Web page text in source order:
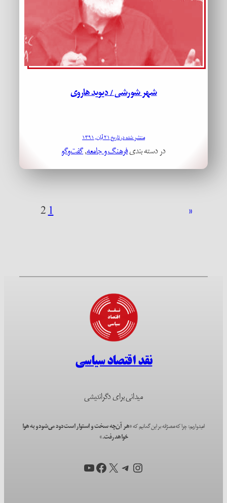
شهر شورشی / دیوید هاروی
منتشر شده در تاریخ ۲۱ آبان, ۱۳۹۱
در دسته بندیفرهنگ و جامعه, گفت‌وگو
«
1
2
نقد اقتصاد سیاسی
میدانی برای دگراندیشی
امیدواریم؛ چرا که مصرّانه بر این گمانیم که«هر آن‌چه سخت و استوار است دود می‌شود و به هوا
خواهد رفت.»
اینستاگرم
تلگرام
X فیس‌بوک
یوتیوب